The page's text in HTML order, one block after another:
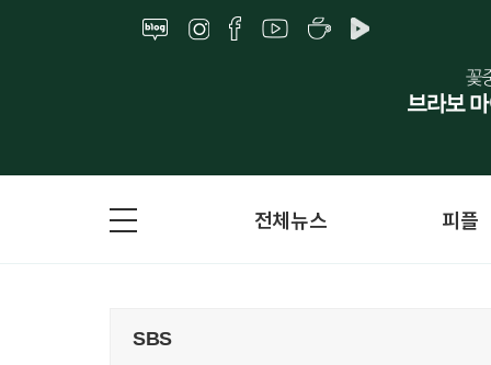
전체뉴스 피플